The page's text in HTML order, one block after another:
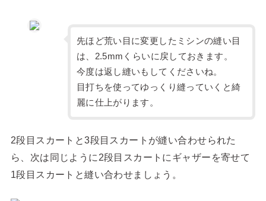
先ほど荒い目に変更したミシンの縫い目
は、2.5mmくらいに戻しておきます。
今度は返し縫いもしてくださいね。
目打ちを使ってゆっくり縫っていくと綺
麗に仕上がります。
2段目スカートと3段目スカートが縫い合わせられた
ら、次は同じように2段目スカートにギャザーを寄せて
1段目スカートと縫い合わせましょう。